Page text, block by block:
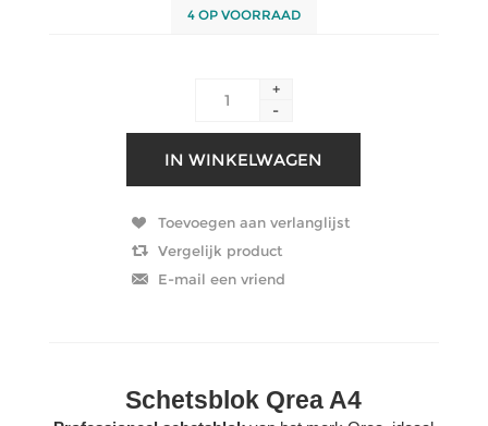
4 OP VOORRAAD
+
-
Schetsblok Qrea A4